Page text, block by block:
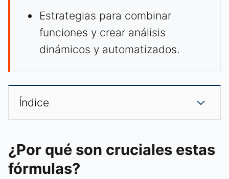
Estrategias para combinar
funciones y crear análisis
dinámicos y automatizados.
Índice
¿Por qué son cruciales estas
fórmulas?